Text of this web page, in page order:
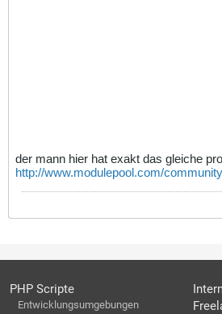
der mann hier hat exakt das gleiche
http://www.modulepool.com/
PHP Scripte
Entwicklungsumgebungen